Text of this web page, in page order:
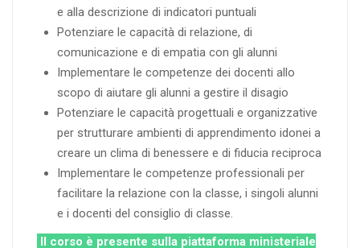
e alla descrizione di indicatori puntuali
Potenziare le capacità di relazione, di
comunicazione e di empatia con gli alunni
Implementare le competenze dei docenti allo
scopo di aiutare gli alunni a gestire il disagio
Potenziare le capacità progettuali e organizzative
per strutturare ambienti di apprendimento idonei a
creare un clima di benessere e di fiducia reciproca
Implementare le competenze professionali per
facilitare la relazione con la classe, i singoli alunni
e i docenti del consiglio di classe.
Il corso è presente sulla piattaforma ministeriale